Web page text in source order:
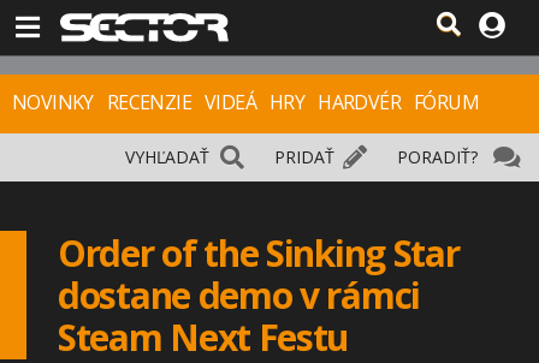
NOVINKY RECENZIE VIDEÁ HRY HARDVÉR FÓRUM
PORADIŤ?
PRIDAŤ
VYHĽADAŤ
Order of the Sinking Star
dostane demo v rámci
Steam Next Festu